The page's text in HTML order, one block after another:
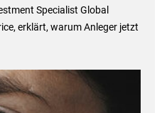
Specialist Global
erklärt, warum Anleger jetzt